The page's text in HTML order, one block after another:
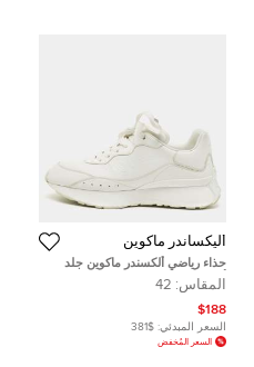
أليكساندر ماكوين
حذاء رياضي ألكسندر ماكوين جلد
أبيض برابط مقاس 42
المقاس: 42
$188
السعر المبدئي: $381
السعر المُخفض